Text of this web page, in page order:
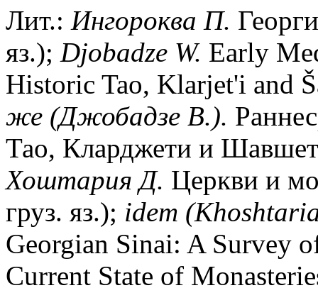
Лит.: Ингороква П.
яз.); Djobadze W. Early
Historic Tao, Klarjet'i and
же (Джобадзе В.).
Тао, Кларджети и
Хоштария Д. Церкви и
груз. яз.); idem
Georgian Sinai: A Survey
Current State of